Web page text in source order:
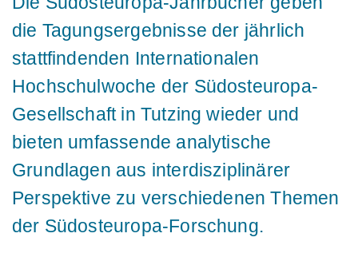
die Tagungsergebnisse der jährlich
stattfindenden Internationalen
Hochschulwoche der Südosteuropa-
Gesellschaft in Tutzing wieder und
bieten umfassende analytische
Grundlagen aus interdisziplinärer
Perspektive zu verschiedenen Themen
der Südosteuropa-Forschung.